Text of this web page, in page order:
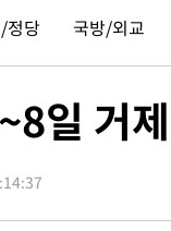
잉생산 결과 발표 8월
대 급락
열대야' 30도 넘어
내린 6478.75 개장
속 사상 최대
정당 국방/외교
일 거